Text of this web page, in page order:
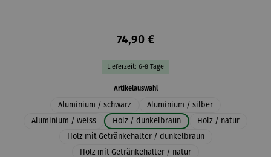
74,90 €
Lieferzeit: 6-8 Tage
Artikelauswahlauswählen
Aluminium / schwarz
Aluminium / silber
Aluminium / weiss
Holz / dunkelbraun
Holz / natur
Holz mit Getränkehalter / dunkelbraun
Holz mit Getränkehalter / natur